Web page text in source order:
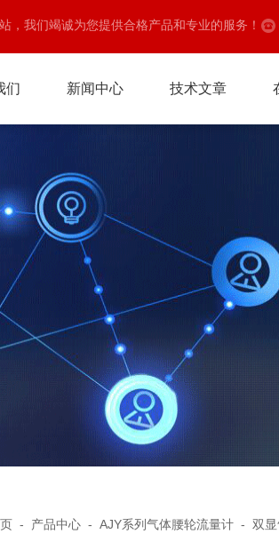
，我们竭诚为您提供合格产品和专业的服务！
们 新闻中心 技术文章
- 产品中心 -AJY系列气体腰轮流量计 -双